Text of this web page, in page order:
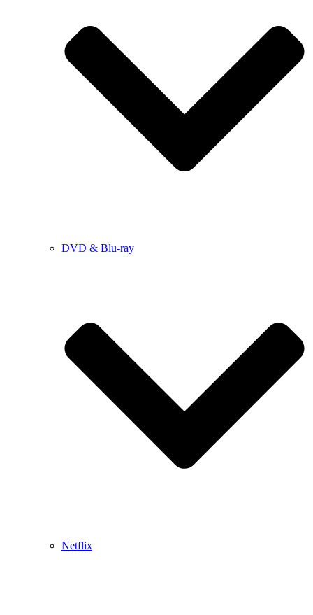
DVD & Blu-ray
Netflix